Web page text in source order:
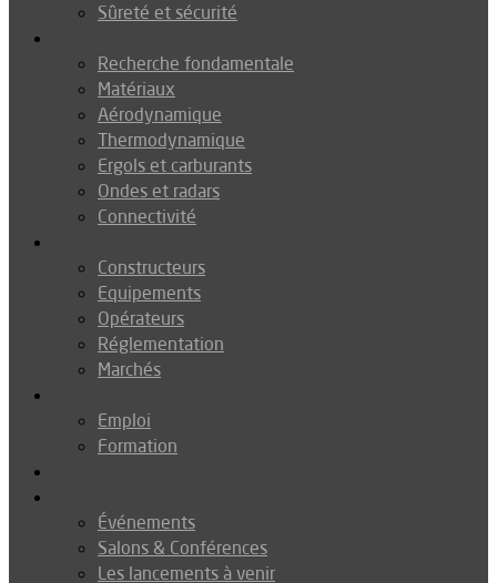
Sûreté et sécurité
Recherche fondamentale
Matériaux
Aérodynamique
Thermodynamique
Ergols et carburants
Ondes et radars
Connectivité
Constructeurs
Equipements
Opérateurs
Réglementation
Marchés
Emploi
Formation
Événements
Salons & Conférences
Les lancements à venir